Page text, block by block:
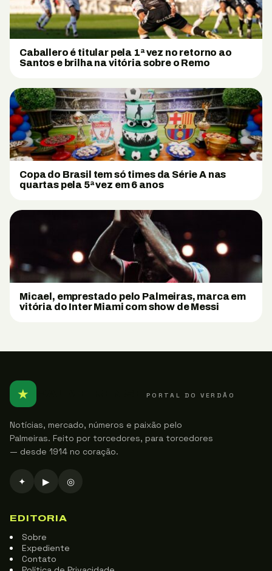
Caballero é titular pela 1ª vez no retorno ao
Santos e brilha na vitória sobre o Remo
Copa do Brasil tem só times da Série A nas
quartas pela 5ª vez em 6 anos
Micael, emprestado pelo Palmeiras, marca em
vitória do Inter Miami com show de Messi
★ PORTAL DO VERDÃO
Notícias, mercado, números e paixão pelo
Palmeiras. Feito por torcedores, para torcedores
— desde 1914 no coração.
✦ ▶ ◎
EDITORIA
Sobre
Expediente
Contato